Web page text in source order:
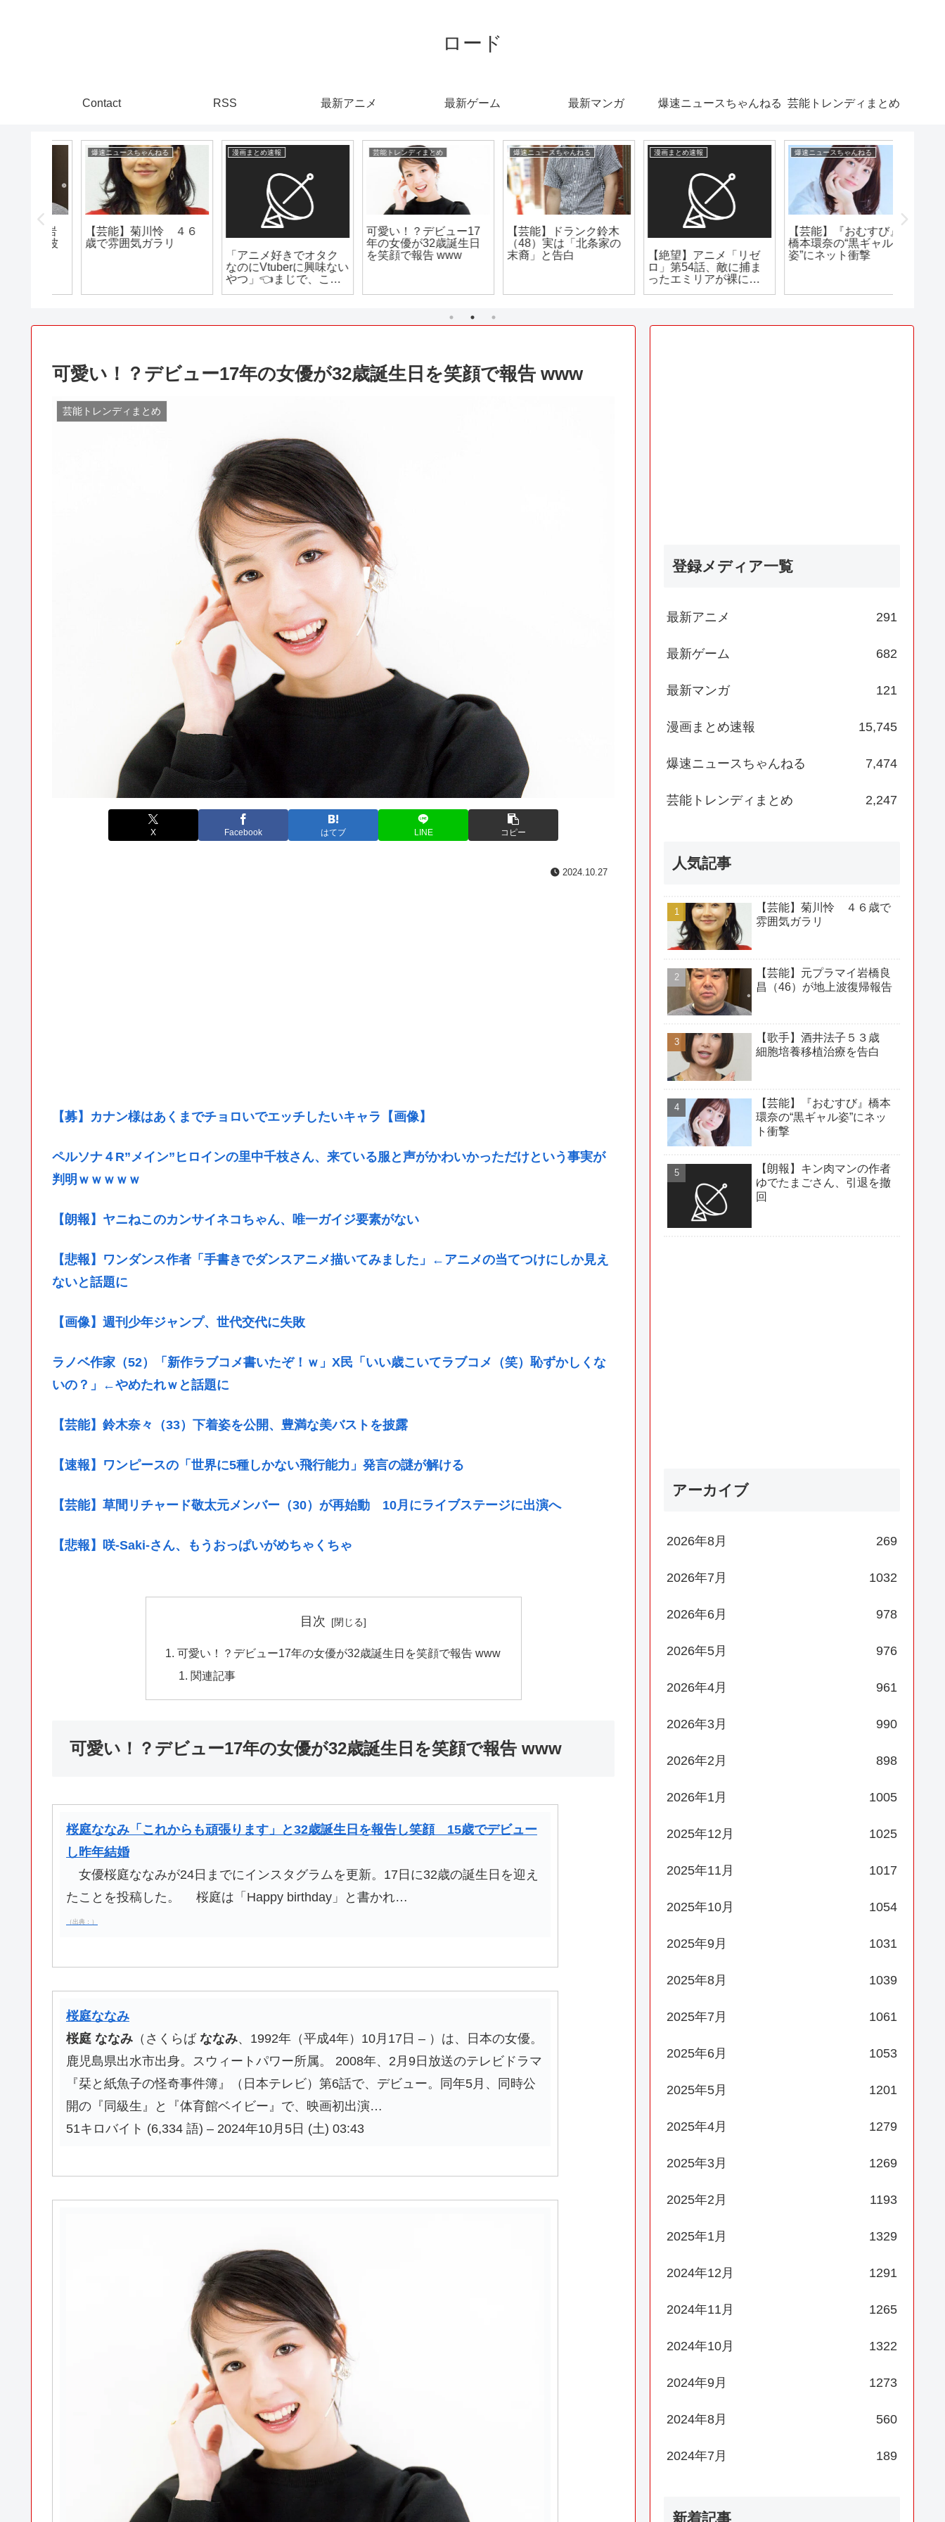
ロード
Contact RSS 最新アニメ 最新ゲーム 最新マンガ 爆速ニュースちゃんねる 芸能トレンディまとめ
漫画まとめ速報 芸能トレンディまとめ
可愛い！？デビュー17
を笑顔で報告 www
爆速ニュースちゃんねる
【芸能】ドランク鈴木
（48）実は「北条家の
末裔」と告白
漫画まとめ速報
【絶望】アニメ「リゼ
爆速ニュースちゃんねる
【芸能】『おむすび』
姿”にネット衝撃
芸能トレンディまとめ
マジか！？長瀬智也
可愛い！？デビュー17年の女優が32歳誕生日を笑顔で報告 www
芸能トレンディまとめ
X Facebook はてブ LINE コピー
2024.10.27
【募】カナン様はあくまでチョロいでエッチしたいキャラ【画像】
ペルソナ４R”メイン”ヒロインの里中千枝さん、来ている服と声がかわいかっただけという事実が
判明ｗｗｗｗｗ
【朗報】ヤニねこのカンサイネコちゃん、唯一ガイジ要素がない
【悲報】ワンダンス作者「手書きでダンスアニメ描いてみました」←アニメの当てつけにしか見え
ないと話題に
【画像】週刊少年ジャンプ、世代交代に失敗
ラノベ作家（52）「新作ラブコメ書いたぞ！ｗ」X民「いい歳こいてラブコメ（笑）恥ずかしくな
いの？」←やめたれｗと話題に
【芸能】鈴木奈々（33）下着姿を公開、豊満な美バストを披露
【速報】ワンピースの「世界に5種しかない飛行能力」発言の謎が解ける
【芸能】草間リチャード敬太元メンバー（30）が再始動 10月にライブステージに出演へ
【悲報】咲-Saki-さん、もうおっぱいがめちゃくちゃ
目次
可愛い！？デビュー17年の女優が32歳誕生日を笑顔で報告 www
関連記事
可愛い！？デビュー17年の女優が32歳誕生日を笑顔で報告 www
桜庭ななみ「これからも頑張ります」と32歳誕生日を報告し笑顔 15歳でデビュー
し昨年結婚
女優桜庭ななみが24日までにインスタグラムを更新。17日に32歳の誕生日を迎え
たことを投稿した。 桜庭は「Happy birthday」と書かれ…
（出典：）
桜庭ななみ
桜庭 ななみ （さくらば ななみ、1992年（平成4年）10月17日 – ）は、日本の女優。
鹿児島県出水市出身。スウィートパワー所属。 2008年、2月9日放送のテレビドラマ
『栞と紙魚子の怪奇事件簿』（日本テレビ）第6話で、デビュー。同年5月、同時公
開の『同級生』と『体育館ベイビー』で、映画初出演…
51キロバイト (6,334 語) – 2024年10月5日 (土) 03:43
登録メディア一覧
最新アニメ 291
最新ゲーム 682
最新マンガ 121
漫画まとめ速報 15,745
爆速ニュースちゃんねる 7,474
芸能トレンディまとめ 2,247
人気記事
【芸能】菊川怜 ４６歳で
雰囲気ガラリ
【芸能】元プラマイ岩橋良
昌（46）が地上波復帰報告
【歌手】酒井法子５３歳
細胞培養移植治療を告白
【芸能】『おむすび』橋本
環奈の“黒ギャル姿”にネッ
ト衝撃
【朗報】キン肉マンの作者
ゆでたまごさん、引退を撤
回
アーカイブ
2026年8月 269
2026年7月 1032
2026年6月 978
2026年5月 976
2026年4月 961
2026年3月 990
2026年2月 898
2026年1月 1005
2025年12月 1025
2025年11月 1017
2025年10月 1054
2025年9月 1031
2025年8月 1039
2025年7月 1061
2025年6月 1053
2025年5月 1201
2025年4月 1279
2025年3月 1269
2025年2月 1193
2025年1月 1329
2024年12月 1291
2024年11月 1265
2024年10月 1322
2024年9月 1273
2024年8月 560
2024年7月 189
新着記事